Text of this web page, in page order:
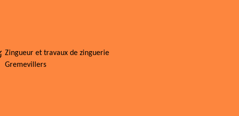
Zingueur et travaux de zinguerie
Gremevillers